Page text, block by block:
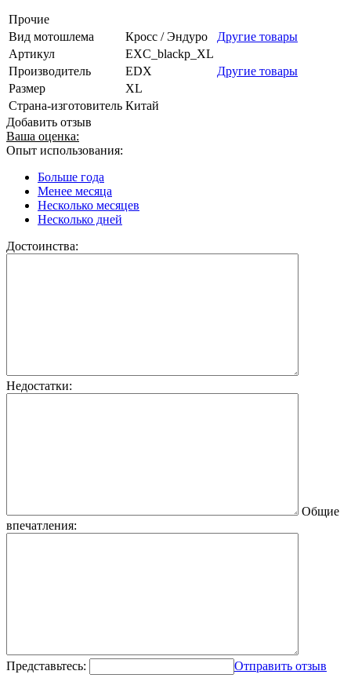
Прочие
Вид мотошлема
Кросс / Эндуро
Другие товары
Артикул
EXC_blackp_XL
Производитель
EDX
Другие товары
Размер
XL
Страна-изготовитель Китай
Добавить отзыв
Ваша оценка:
Опыт использования:
Больше года
Менее месяца
Несколько месяцев
Несколько дней
Достоинства:
Недостатки:
Общие
впечатления:
Представьтесь: Отправить отзыв